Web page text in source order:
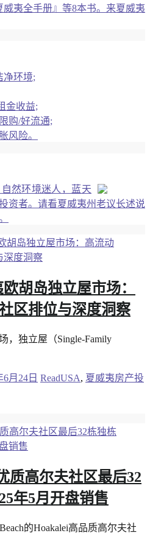
夷全手册』等8本书。来夏威夷
净环境;
金收益;
购/好流通;
风险。
然环境迷人，蓝天
资者。请看夏威夷州老议长述说
胡岛独立屋市场：
区排位与深度洞察
，独立屋（Single-Family
6月24日 ReadUSA, 夏威夷房产投
质高尔夫社区最后32
年5月开盘销售
的Hoakalei高品质高尔夫社